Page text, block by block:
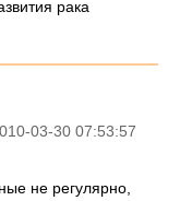
рака
03-30 07:53:57
не регулярно,